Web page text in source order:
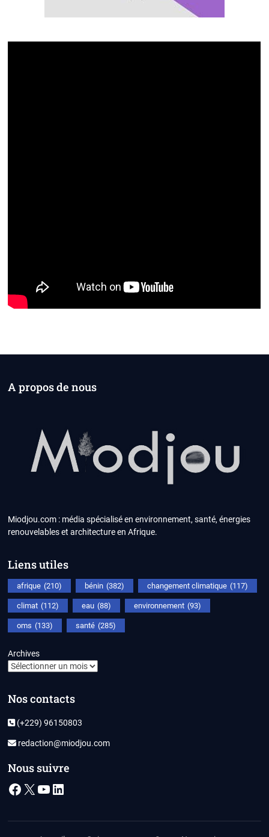
A propos de nous
Miodjou.com : média spécialisé en environnement, santé, énergies
renouvelables et architecture en Afrique.
Liens utiles
afrique (210) bénin (382) changement climatique (117)
climat (112) eau (88) environnement (93)
oms (133) santé (285)
Archives
Nos contacts
(+229) 96150803
redaction@miodjou.com
Nous suivre
Facebook
X YouTube
LinkedIn